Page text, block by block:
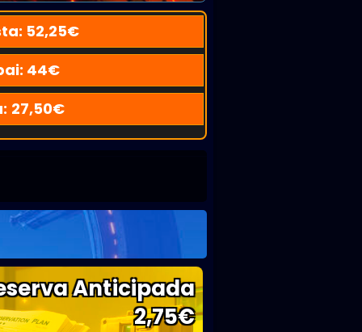
52,25€
44€
27,50€
Anticipada
2,75€